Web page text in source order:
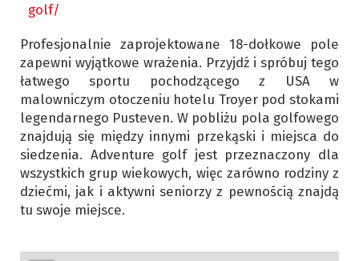
golf/
Profesjonalnie zaprojektowane 18-dołkowe pole
zapewni wyjątkowe wrażenia. Przyjdź i spróbuj tego
łatwego sportu pochodzącego z USA w
malowniczym otoczeniu hotelu Troyer pod stokami
legendarnego Pusteven. W pobliżu pola golfowego
znajdują się między innymi przekąski i miejsca do
siedzenia. Adventure golf jest przeznaczony dla
wszystkich grup wiekowych, więc zarówno rodziny z
dziećmi, jak i aktywni seniorzy z pewnością znajdą
tu swoje miejsce.